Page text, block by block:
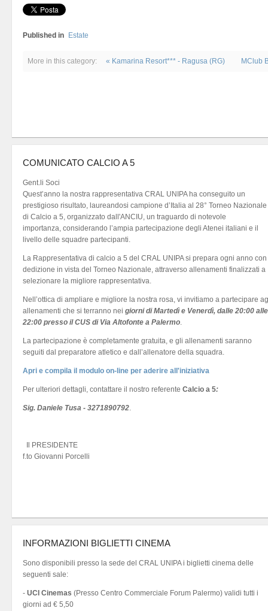
Published in Estate
More in this category: « Kamarina Resort*** - Ragusa (RG) MClub
COMUNICATO CALCIO A 5
Gent.li Soci
Quest’anno la nostra rappresentativa CRAL UNIPA ha conseguito un
prestigioso risultato, laureandosi campione d’Italia al 28° Torneo Nazionale
di Calcio a 5, organizzato dall'ANCIU, un traguardo di notevole
importanza, considerando l’ampia partecipazione degli Atenei italiani e il
livello delle squadre partecipanti.
La Rappresentativa di calcio a 5 del CRAL UNIPA si prepara ogni anno con
dedizione in vista del Torneo Nazionale, attraverso allenamenti finalizzati a
selezionare la migliore rappresentativa.
Nell’ottica di ampliare e migliore la nostra rosa, vi invitiamo a partecipare
allenamenti che si terranno nei giorni di Martedì e Venerdì, dalle 20:00 alle
22:00 presso il CUS di Via Altofonte a Palermo.
La partecipazione è completamente gratuita, e gli allenamenti saranno
seguiti dal preparatore atletico e dall’allenatore della squadra.
Apri e compila il modulo on-line per aderire all'iniziativa
Per ulteriori dettagli, contattare il nostro referente Calcio a 5:
Sig. Daniele Tusa - 3271890792.
Il PRESIDENTE
f.to Giovanni Porcelli
INFORMAZIONI BIGLIETTI CINEMA
Sono disponibili presso la sede del CRAL UNIPA i biglietti cinema delle
seguenti sale:
- UCI Cinemas (Presso Centro Commerciale Forum Palermo) validi tutti i
giorni ad € 5,50